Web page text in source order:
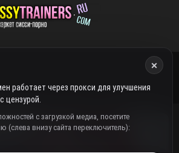
×
работает через прокси для улучшения
цензурой.
с загрузкой медиа, посетите
(слева внизу сайта переключитель):